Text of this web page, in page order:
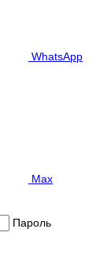
WhatsApp
Max
Пароль